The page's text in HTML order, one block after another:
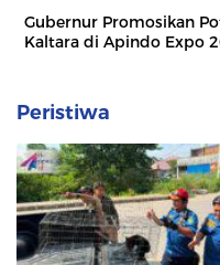
Gubernur Promosikan
Kaltara di Apindo Expo
Peristiwa